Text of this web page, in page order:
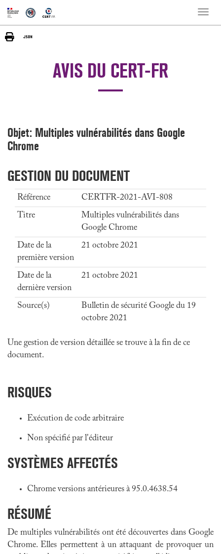
Toggle
AVIS DU CERT-FR
Objet: Multiples vulnérabilités dans Google
Chrome
GESTION DU DOCUMENT
Référence
CERTFR-2021-AVI-808
Titre
Multiples vulnérabilités dans
Google Chrome
Date de la
première version
21 octobre 2021
Date de la
dernière version
21 octobre 2021
Source(s)
Bulletin de sécurité Google du 19
octobre 2021
Une gestion de version détaillée se trouve à la fin de ce
document.
RISQUES
Exécution de code arbitraire
Non spécifié par l'éditeur
SYSTÈMES AFFECTÉS
Chrome versions antérieures à 95.0.4638.54
RÉSUMÉ
De multiples vulnérabilités ont été découvertes dans Google
Chrome. Elles permettent à un attaquant de provoquer un